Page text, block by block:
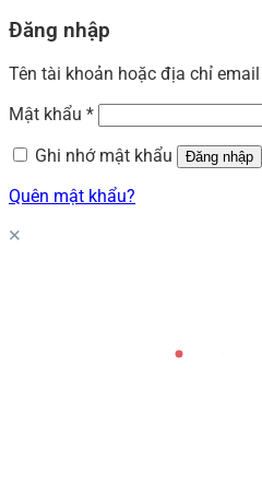
Đăng nhập
Tên tài khoản hoặc địa chỉ email
Mật khẩu *
Ghi nhớ mật khẩu
Đăng nhập
Quên mật khẩu?